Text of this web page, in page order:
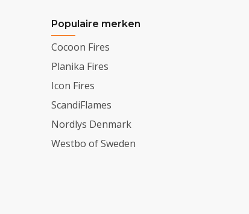
Populaire merken
Cocoon Fires
Planika Fires
Icon Fires
ScandiFlames
Nordlys Denmark
Westbo of Sweden